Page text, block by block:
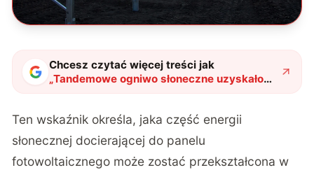
Chcesz czytać więcej treści jak
„Tandemowe ogniwo słoneczne uzyskało
wysoką wydajność. To realna konkurencja
Ten wskaźnik określa, jaka część energii
słonecznej docierającej do panelu
fotowoltaicznego może zostać przekształcona w